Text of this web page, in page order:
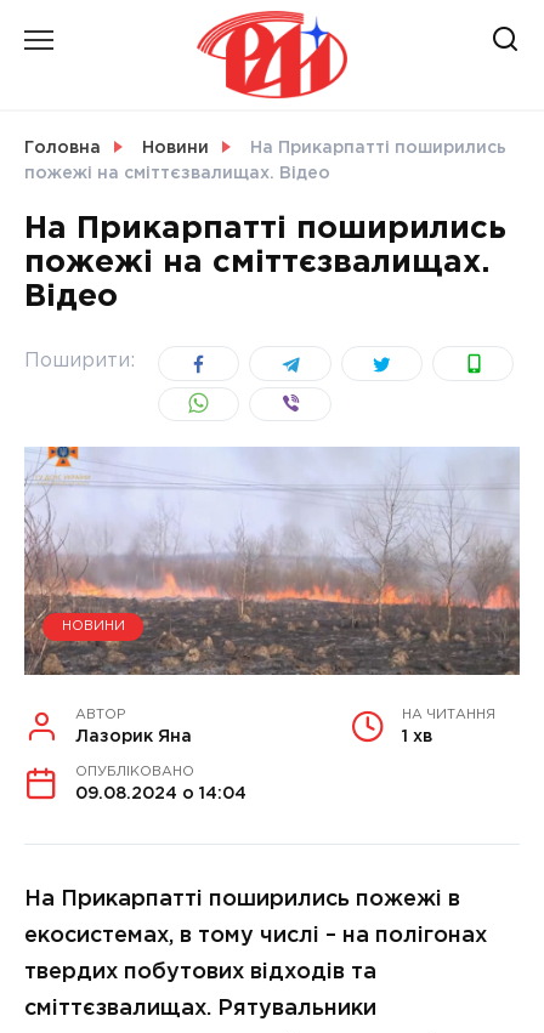
Головна Новини
На Прикарпатті поширились
пожежі на сміттєзвалищах. Відео
На Прикарпатті поширились
пожежі на сміттєзвалищах.
Відео
Поширити:
НОВИНИ
АВТОР
Лазорик Яна
НА ЧИТАННЯ
1 хв
ОПУБЛІКОВАНО
09.08.2024 о 14:04
На Прикарпатті поширились пожежі в
екосистемах, в тому числі – на полігонах
твердих побутових відходів та
сміттєзвалищах. Рятувальники